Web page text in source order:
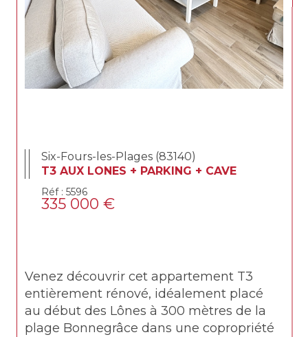
Six-Fours-les-Plages (83140)
T3 AUX LONES + PARKING + CAVE
Réf : 5596
335 000 €
Venez découvrir cet appartement T3
entièrement rénové, idéalement placé
au début des Lônes à 300 mètres de la
plage Bonnegrâce dans une copropriété